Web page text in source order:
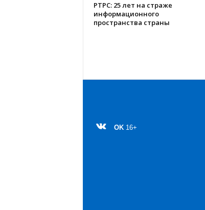
РТРС: 25 лет на страже
информационного
пространства страны
OK 16+